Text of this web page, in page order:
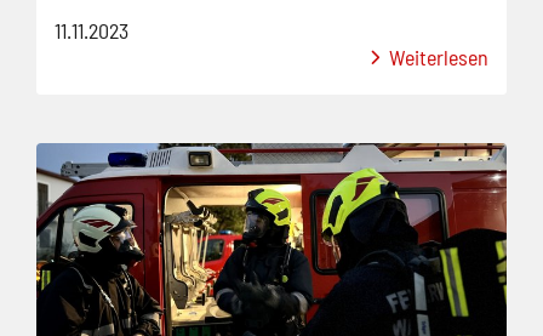
11.11.2023
Weiterlesen